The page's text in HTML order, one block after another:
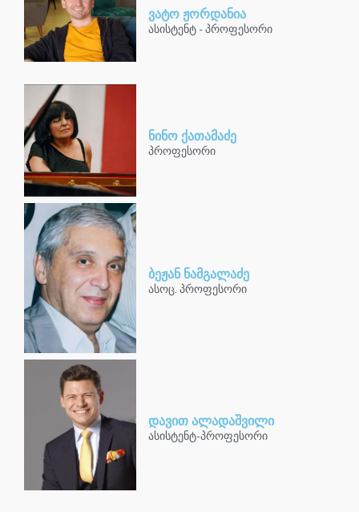
ვატო ჟორდანია
ასისტენტ - პროფესორი
ნინო ქათამაძე
პროფესორი
ბეჟან ნამგალაძე
ასოც. პროფესორი
დავით ალადაშვილი
ასისტენტ-პროფესორი